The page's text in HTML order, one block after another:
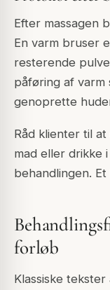
Efter massagen
En varm bruser
resterende
påføring af varm
genoprette
Råd klienter til
mad eller drikke
behandlingen.
forløb
Klassiske